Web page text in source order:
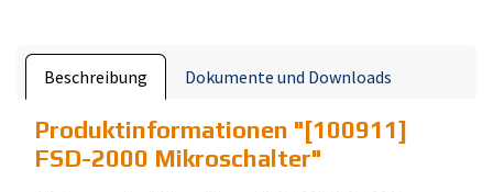
Beschreibung Dokumente und Downloads
Produktinformationen "[100911]
FSD-2000 Mikroschalter"